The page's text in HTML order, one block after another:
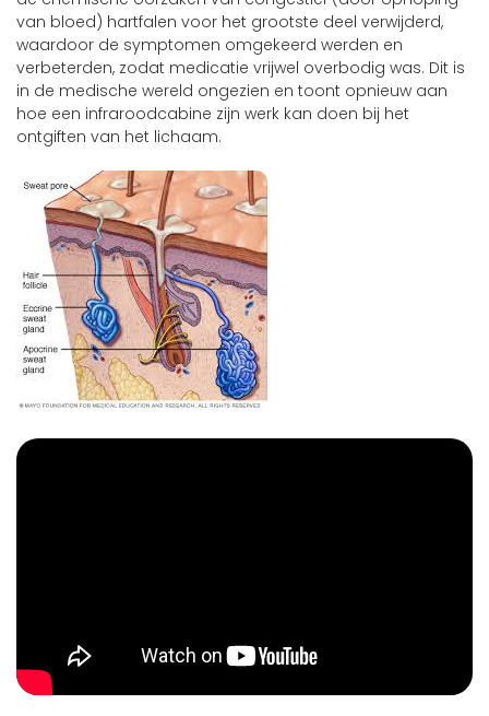
van bloed) hartfalen voor het grootste deel verwijderd,
waardoor de symptomen omgekeerd werden en
verbeterden, zodat medicatie vrijwel overbodig was. Dit is
in de medische wereld ongezien en toont opnieuw aan
hoe een infraroodcabine zijn werk kan doen bij het
ontgiften van het lichaam.